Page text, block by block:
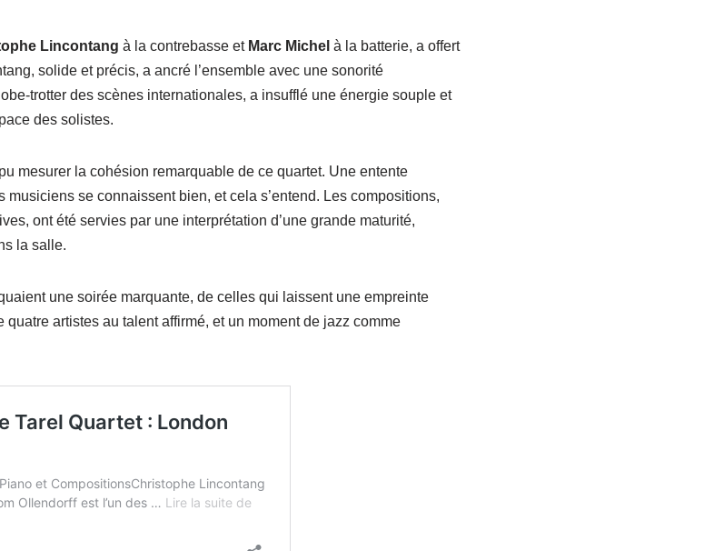
Lincontang à la contrebasse et Marc Michel à la batterie, a offert
solide et précis, a ancré l’ensemble avec une sonorité
trotter des scènes internationales, a insufflé une énergie souple et
des solistes.
mesurer la cohésion remarquable de ce quartet. Une entente
se connaissent bien, et cela s’entend. Les compositions,
ont été servies par une interprétation d’une grande maturité,
la salle.
une soirée marquante, de celles qui laissent une empreinte
artistes au talent affirmé, et un moment de jazz comme